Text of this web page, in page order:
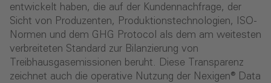
entwickelt haben, die auf der Kundennachfrage, der
Sicht von Produzenten, Produktionstechnologien, ISO-
Normen und dem GHG Protocol als dem am weitesten
verbreiteten Standard zur Bilanzierung von
Treibhausgasemissionen beruht. Diese Transparenz
zeichnet auch die operative Nutzung der Nexigen® Data